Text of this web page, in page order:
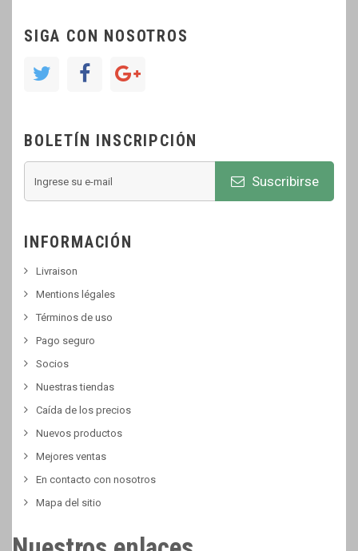
SIGA CON NOSOTROS
BOLETÍN INSCRIPCIÓN
Suscribirse
INFORMACIÓN
Livraison
Mentions légales
Términos de uso
Pago seguro
Socios
Nuestras tiendas
Caída de los precios
Nuevos productos
Mejores ventas
En contacto con nosotros
Mapa del sitio